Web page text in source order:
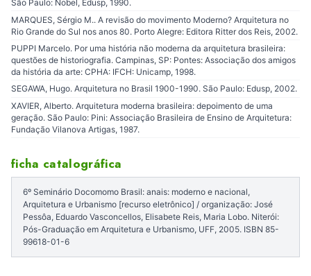
São Paulo: Nobel, Edusp, 1990.
MARQUES, Sérgio M.. A revisão do movimento Moderno? Arquitetura no
Rio Grande do Sul nos anos 80. Porto Alegre: Editora Ritter dos Reis, 2002.
PUPPI Marcelo. Por uma história não moderna da arquitetura brasileira:
questões de historiografia. Campinas, SP: Pontes: Associação dos amigos
da história da arte: CPHA: IFCH: Unicamp, 1998.
SEGAWA, Hugo. Arquitetura no Brasil 1900-1990. São Paulo: Edusp, 2002.
XAVIER, Alberto. Arquitetura moderna brasileira: depoimento de uma
geração. São Paulo: Pini: Associação Brasileira de Ensino de Arquitetura:
Fundação Vilanova Artigas, 1987.
ficha catalográfica
6º Seminário Docomomo Brasil: anais: moderno e nacional,
Arquitetura e Urbanismo [recurso eletrônico] / organização: José
Pessôa, Eduardo Vasconcellos, Elisabete Reis, Maria Lobo. Niterói:
Pós-Graduação em Arquitetura e Urbanismo, UFF, 2005. ISBN 85-
99618-01-6